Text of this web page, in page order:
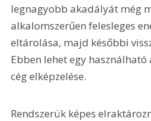
legnagyobb akadályát még
alkalomszerűen felesleges
eltárolása, majd későbbi
Ebben lehet egy
cég elképzelése.
Rendszerük képes